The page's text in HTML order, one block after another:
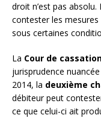
droit n’est pas absolu.
contester les mesures
sous certaines
La Cour de
jurisprudence
2014, la deuxième
débiteur peut
ce que celui-ci ait